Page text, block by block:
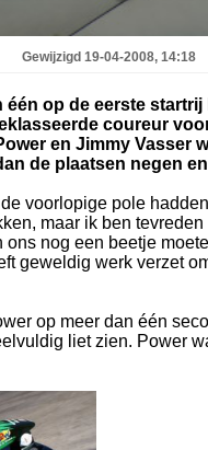
Gewijzigd 19-04-2008, 14:18
één op de eerste
coureur
en Jimmy Vasser
de plaatsen negen
voorlopige pole
maar ik ben
ons nog een beetje
geweldig werk verzet
op meer dan één
liet zien. Power